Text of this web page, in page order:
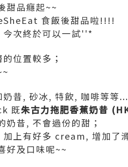
甜品癮起~~
食飯後甜品啦!!!!
今次終於可以一試''*
位置較多；
昔, 砂冰, 特飲, 咖啡等等
既朱古力拖肥香蕉奶昔
奶昔, 不會過份的甜；
加上有好多 cream, 增加了
好及口味呢~~